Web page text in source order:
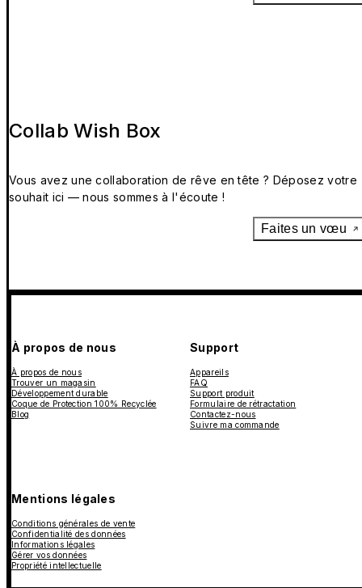
Collab Wish Box
Vous avez une collaboration de rêve en tête ? Déposez votre
souhait ici — nous sommes à l'écoute !
Faites un vœu
À propos de nous
À propos de nous
Trouver un magasin
Développement durable
Coque de Protection 100% Recyclée
Blog
Support
Appareils
FAQ
Support produit
Formulaire de rétractation
Contactez-nous
Suivre ma commande
Mentions légales
Conditions générales de vente
Confidentialité des données
Informations légales
Gérer vos données
Propriété intellectuelle